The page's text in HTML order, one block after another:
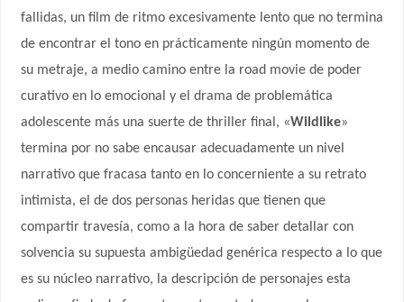
fallidas, un film de ritmo excesivamente lento que no termina
de encontrar el tono en prácticamente ningún momento de
su metraje, a medio camino entre la road movie de poder
curativo en lo emocional y el drama de problemática
adolescente más una suerte de thriller final, «Wildlike»
termina por no sabe encausar adecuadamente un nivel
narrativo que fracasa tanto en lo concerniente a su retrato
intimista, el de dos personas heridas que tienen que
compartir travesía, como a la hora de saber detallar con
solvencia su supuesta ambigüedad genérica respecto a lo que
es su núcleo narrativo, la descripción de personajes esta